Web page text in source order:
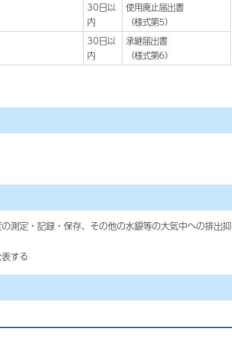
30日以
内
使用廃止届出書
（様式第5）
30日以
内
承継届出書
（様式第6）
測定・記録・保存、その他の水銀等の大気中への排出抑
する